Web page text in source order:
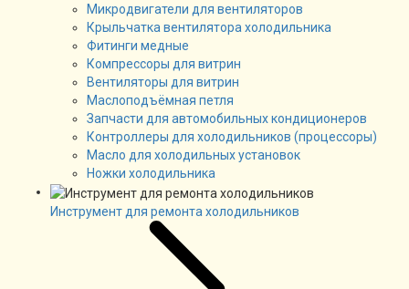
Микродвигатели для вентиляторов
Крыльчатка вентилятора холодильника
Фитинги медные
Компрессоры для витрин
Вентиляторы для витрин
Маслоподъёмная петля
Запчасти для автомобильных кондиционеров
Контроллеры для холодильников (процессоры)
Масло для холодильных установок
Ножки холодильника
Инструмент для ремонта холодильников